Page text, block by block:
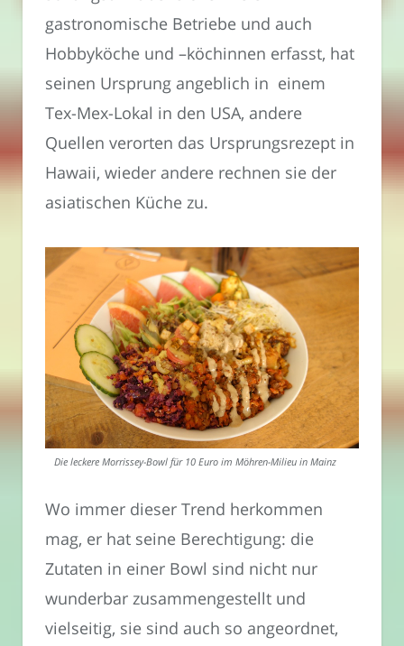
gastronomische Betriebe und auch
Hobbyköche und –köchinnen erfasst, hat
seinen Ursprung angeblich in einem
Tex-Mex-Lokal in den USA, andere
Quellen verorten das Ursprungsrezept in
Hawaii, wieder andere rechnen sie der
asiatischen Küche zu.
Die leckere Morrissey-Bowl für 10 Euro im Möhren-Milieu in Mainz
Wo immer dieser Trend herkommen
mag, er hat seine Berechtigung: die
Zutaten in einer Bowl sind nicht nur
wunderbar zusammengestellt und
vielseitig, sie sind auch so angeordnet,